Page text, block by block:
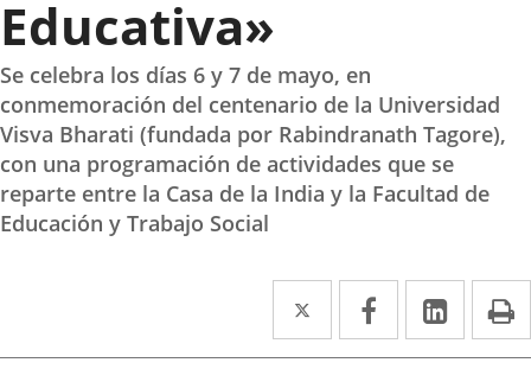
Educativa»
Se celebra los días 6 y 7 de mayo, en
conmemoración del centenario de la Universidad
Visva Bharati (fundada por Rabindranath Tagore),
con una programación de actividades que se
reparte entre la Casa de la India y la Facultad de
Educación y Trabajo Social
Twitter
Enlace
a
Facebook
Enlace
a
Enlace
a